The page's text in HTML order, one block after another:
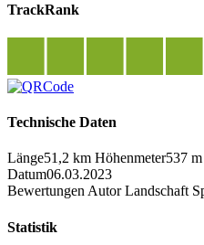
TrackRank
Technische Daten
Länge51,2 km Höhenmeter537 m
Datum06.03.2023
Bewertungen Autor Landschaft
Statistik